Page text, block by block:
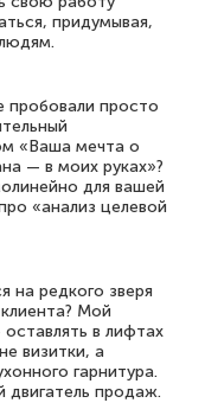
придумывая,
пробовали просто
«Ваша мечта о
— в моих руках»?
для вашей
«анализ целевой
на редкого зверя
Мой
в лифтах
визитки, а
гарнитура.
продаж.